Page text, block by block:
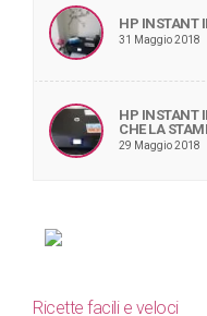
HP INSTANT
31 Maggio 2018
HP INSTANT
CHE LA
29 Maggio 2018
Ricette facili e veloci